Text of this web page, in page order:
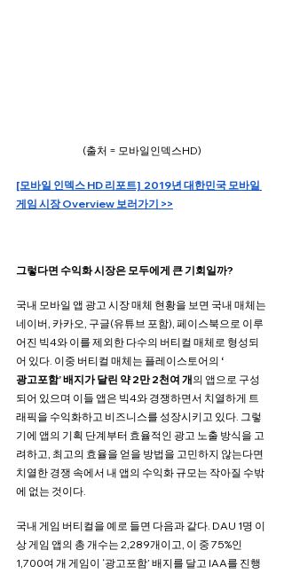
(출처 = 모바일인덱스HD)
[모바일 인덱스 HD 리포트]  2019년 대한민국 모바일
게임 시장 Overview 보러가기 >>
그렇다면 수익화 시장은 모두에게 큰 기회일까?
국내 모바일 앱 광고 시장 매체 현황을 보면 국내 매체는
네이버, 카카오, 구글(유튜브 포함), 페이스북으로 이루
어진 빅4와 이를 제외한 다수의 버티컬 매체로 형성되
어 있다. 이중 버티컬 매체는 플레이스토어의 ‘
광고포함’ 배지가 달린 약 2만 2천여 개의 앱으로 구성
되어 있으며 이들 앱은 빅4와 경쟁하면서 치열하게 트
래픽을 수익화하고 비즈니스를 성장시키고 있다. 그렇
기에 앱의 기획 단계부터 효율적인 광고 노출 방식을 고
려하고, 최고의 효율을 얻을 방법을 고민하지 않는다면
치열한 경쟁 속에서 내 앱의 수익화 규모는 작아질 수밖
에 없는 것이다.
국내 게임 버티컬을 예로 들면 다음과 같다. DAU 1명 이
상 게임 앱의 총 개수는 2,289개이고, 이 중 75%인
1,700여 개 게임이 ‘광고포함’ 배지를 달고 IAA를 진행